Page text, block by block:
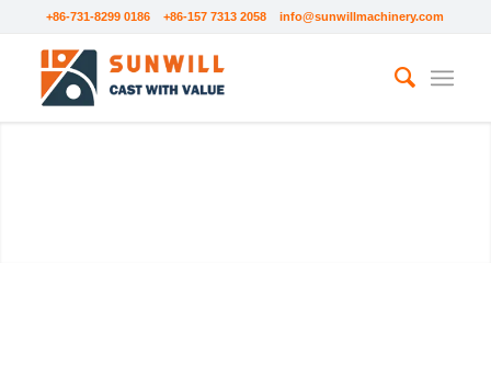
+86-731-8299 0186 +86-157 7313 2058info@sunwillmachinery.com